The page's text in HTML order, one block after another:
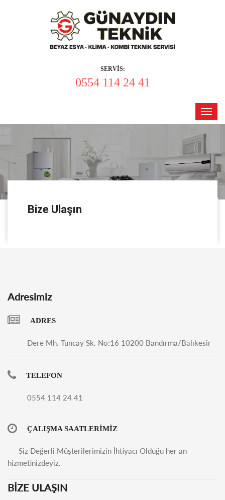
SERVİS:
0554 114 24 41
Bize Ulaşın
Adresimiz
ADRES
Dere Mh. Tuncay Sk. No:16 10200 Bandırma/Balıkesir
TELEFON
0554 114 24 41
ÇALIŞMA SAATLERİMİZ
Siz Değerli Müşterilerimizin İhtiyacı Olduğu her an
hizmetinizdeyiz.
BİZE ULAŞIN